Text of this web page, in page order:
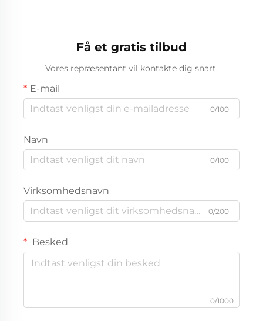
Få et gratis tilbud
Vores repræsentant vil kontakte dig snart.
E-mail
0/100
Navn
0/100
Virksomhedsnavn
0/200
Besked
0/1000